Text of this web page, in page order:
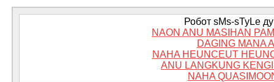
Робот sMs-sTyLe
NAON ANU MASIHAN
DAGING MANA
NAHA HEUNCEUT
ANU LANGKUNG
NAHA